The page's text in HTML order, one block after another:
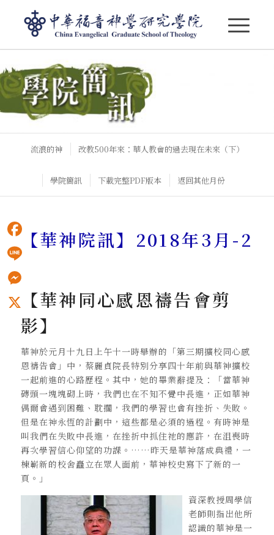
【華神院訊】2018年3月-2
流浪的神 改教500年來：華人教會的過去現在未來（下）
學院簡訊 下載完整PDF版本 返回其他月份
【華神院訊】2018年3月-2
【華神同心感恩禱告會剪
影】
華神於元月十九日上午十一時舉辦的「第三期擴校同心感
恩禱告會」中，蔡麗貞院長特別分享四十年前與華神擴校
一起前進的心路歷程。其中，她的畢業辭提及：「當華神
磚頭一塊塊砌上時，我們也在不知不覺中長進，正如華神
偶爾會遇到困難、耽擱，我們的學習也會有挫折、失敗。
但是在神永恆的計劃中，這些都是必須的過程。有時神是
叫我們在失敗中長進，在挫折中抓住祂的應許，在沮喪時
再次學習信心仰望的功課。……昨天是華神落成典禮，一
棟嶄新的校舍矗立在眾人面前，華神校史寫下了新的一
頁。」
資深教授周學信
老師則指出他所
認識的華神是一
Facebook
Line
Messenger